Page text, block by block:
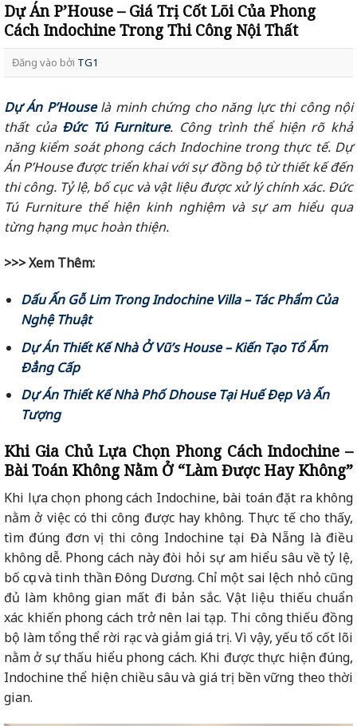
Dự Án P’House – Giá Trị Cốt Lõi Của Phong
Cách Indochine Trong Thi Công Nội Thất
Đăng vào bởi TG1
Dự Án P’Houselà minh chứng cho năng lực thi công nội
thất của Đức Tú Furniture. Công trình thể hiện rõ khả
năng kiểm soát phong cách Indochine trong thực tế. Dự
Án P’House được triển khai với sự đồng bộ từ thiết kế đến
thi công. Tỷ lệ, bố cục và vật liệu được xử lý chính xác. Đức
Tú Furniture thể hiện kinh nghiệm và sự am hiểu qua
từng hạng mục hoàn thiện.
>>> Xem Thêm:
Dấu Ấn Gỗ Lim Trong Indochine Villa – Tác Phẩm Của
Nghệ Thuật
Dự Án Thiết Kế Nhà Ở Vũ’s House – Kiến Tạo Tổ Ấm
Đẳng Cấp
Dự Án Thiết Kế Nhà Phố Dhouse Tại Huế Đẹp Và Ấn
Tượng
Khi Gia Chủ Lựa Chọn Phong Cách Indochine –
Bài Toán Không Nằm Ở “Làm Được Hay Không”
Khi lựa chọn phong cách Indochine, bài toán đặt ra không
nằm ở việc có thi công được hay không. Thực tế cho thấy,
tìm đúng đơn vị thi công Indochine tại Đà Nẵng là điều
không dễ. Phong cách này đòi hỏi sự am hiểu sâu về tỷ lệ,
bố cục và tinh thần Đông Dương. Chỉ một sai lệch nhỏ cũng
đủ làm không gian mất đi bản sắc. Vật liệu thiếu chuẩn
xác khiến phong cách trở nên lai tạp. Thi công thiếu đồng
bộ làm tổng thể rời rạc và giảm giá trị. Vì vậy, yếu tố cốt lõi
nằm ở sự thấu hiểu phong cách. Khi được thực hiện đúng,
Indochine thể hiện chiều sâu và giá trị bền vững theo thời
gian.